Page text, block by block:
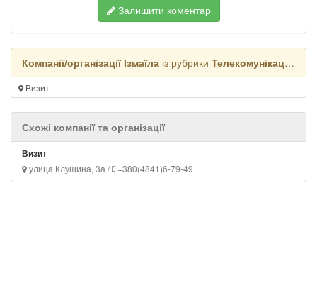
Залишити коментар
Компанії/організації Ізмаїла із рубрики Телекомунікаційне обладнання
Визит
Схожі компанії та організації
Визит
улица Клушина, 3а / +380(4841)6-79-49